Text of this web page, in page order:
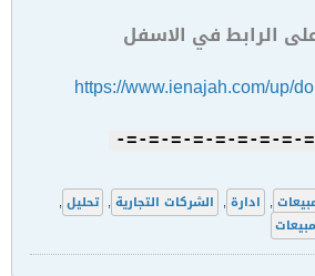
الرابط في الاسفل
https://www.ienajah.com/up/
=-=-=-=-=-=-=-=-
, ادارة , الشركات التجارية , تحليل ,